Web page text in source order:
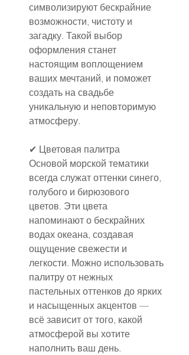
символизируют бескрайние
возможности, чистоту и
загадку. Такой выбор
оформления станет
настоящим воплощением
ваших мечтаний, и поможет
создать на свадьбе
уникальную и неповторимую
атмосферу.
✔ Цветовая палитра
Основой морской тематики
всегда служат оттенки синего,
голубого и бирюзового
цветов. Эти цвета
напоминают о бескрайних
водах океана, создавая
ощущение свежести и
легкости. Можно использовать
палитру от нежных
пастельных оттенков до ярких
и насыщенных акцентов —
всё зависит от того, какой
атмосферой вы хотите
наполнить ваш день.